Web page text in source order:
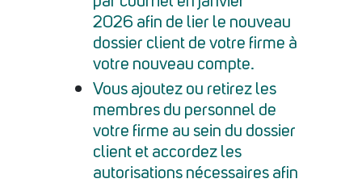
2026 afin de lier le nouveau
dossier client de votre firme à
votre nouveau compte.
Vous ajoutez ou retirez les
membres du personnel de
votre firme au sein du dossier
client et accordez les
autorisations nécessaires afin